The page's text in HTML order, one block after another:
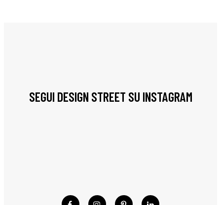
SEGUI DESIGN STREET SU INSTAGRAM